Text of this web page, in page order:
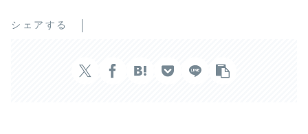
シェアする